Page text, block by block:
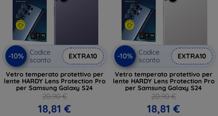
-10%
Codice
sconto
EXTRA10
Vetro temperato protettivo per
lente HARDY Lens Protection Pro
per Samsung Galaxy S24
20,90 €
18,81 €
-10%
Codice
sconto
EXTRA10
Vetro temperato protettivo per
lente HARDY Lens Protection Pro
per Samsung Galaxy S24
20,90 €
18,81 €